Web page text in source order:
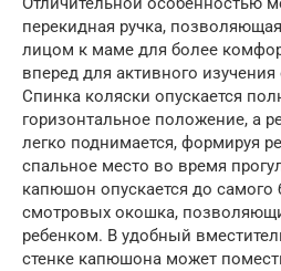
перекидная ручка,
лицом к маме для более
вперед для активного
Спинка коляски опускается
горизонтальное положение, а
легко поднимается, формируя
спальное место во время
капюшон опускается до самого
смотровых окошка,
ребенком. В удобный
стенке капюшона может